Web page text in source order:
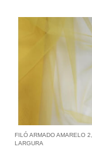
FILÓ ARMADO AMARELO
LARGURA